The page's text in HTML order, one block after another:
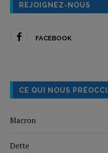
REJOIGNEZ-NOUS
FACEBOOK
CE QUI NOUS
Macron
Dette